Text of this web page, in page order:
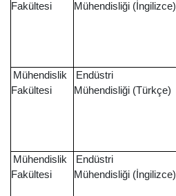
Fakültesi
Mühendisliği (İngilizce)
Mühendislik
Fakültesi
Endüstri
Mühendisliği (Türkçe)
Mühendislik
Fakültesi
Endüstri
Mühendisliği (İngilizce)